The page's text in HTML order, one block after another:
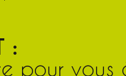
:
pour vous